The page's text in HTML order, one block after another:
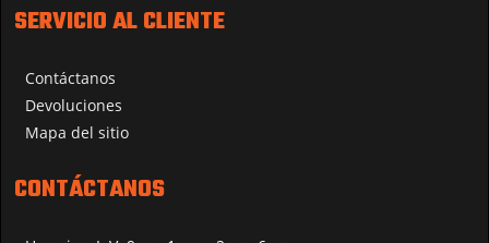
SERVICIO AL CLIENTE
Contáctanos
Devoluciones
Mapa del sitio
CONTÁCTANOS